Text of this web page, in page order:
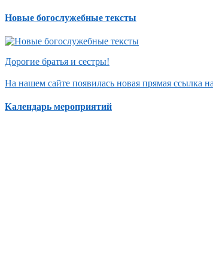
Новые богослужебные тексты
Дорогие братья и сестры!
На нашем сайте появилась новая прямая ссылка
Календарь мероприятий